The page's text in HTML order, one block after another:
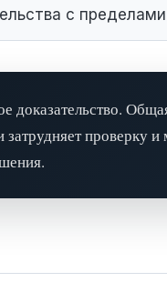
с
доказательство.
проверку